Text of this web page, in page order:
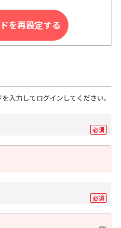
を再設定する
入力してログインしてください。